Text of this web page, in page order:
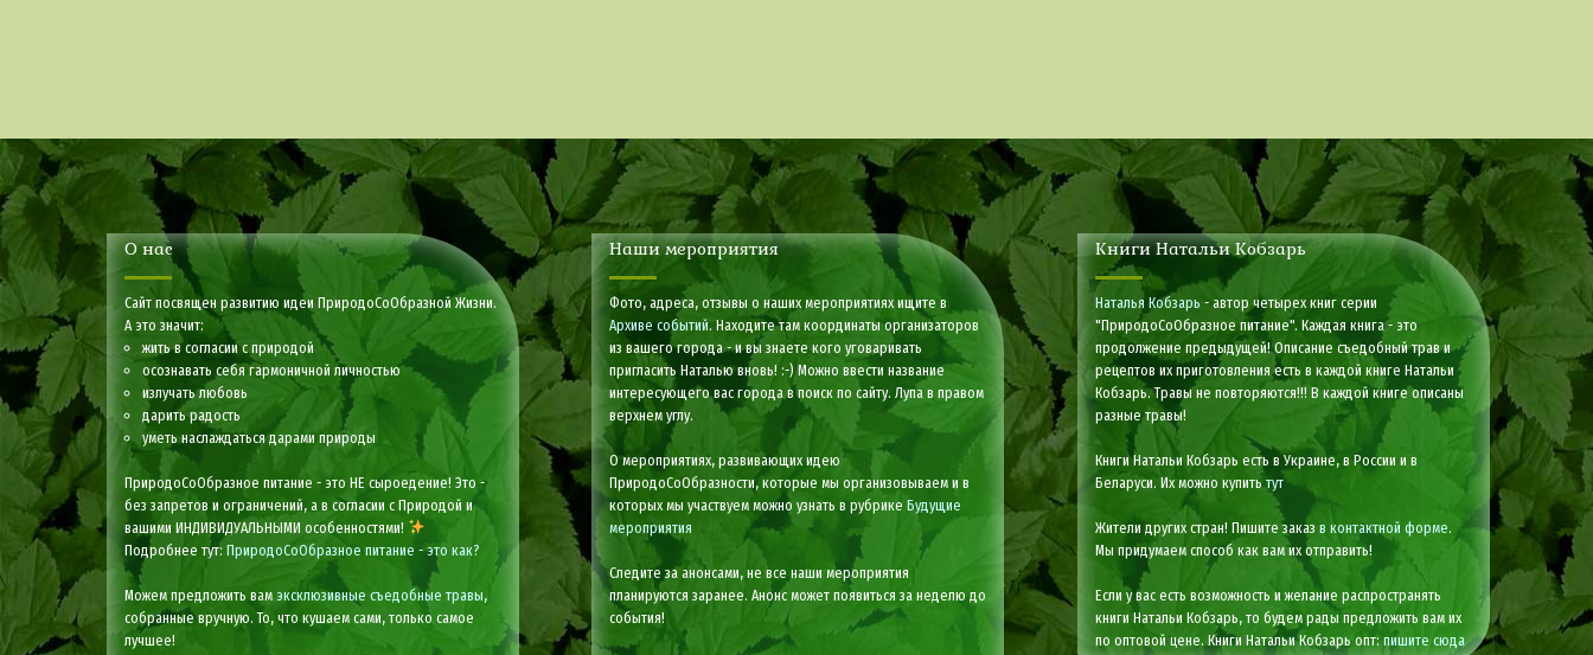
О нас
Сайт посвящен развитию идеи ПриродоСоОбразной Жизни.
А это значит:
жить в согласии с природой
осознавать себя гармоничной личностью
излучать любовь
дарить радость
уметь наслаждаться дарами природы
ПриродоСоОбразное питание - это НЕ сыроедение! Это -
без запретов и ограничений, а в согласии с Природой и
вашими ИНДИВИДУАЛЬНЫМИ особенностями!
Подробнее тут: ПриродоСоОбразное питание - это как?
Можем предложить вам эксклюзивные съедобные травы,
собранные вручную. То, что кушаем сами, только самое
лучшее!
Наши мероприятия
Фото, адреса, отзывы о наших мероприятиях ищите в
Архиве событий. Находите там координаты организаторов
из вашего города - и вы знаете кого уговаривать
пригласить Наталью вновь! :-) Можно ввести название
интересующего вас города в поиск по сайту. Лупа в правом
верхнем углу.
О мероприятиях, развивающих идею
ПриродоСоОбразности, которые мы организовываем и в
которых мы участвуем можно узнать в рубрикеБудущие
мероприятия
Следите за анонсами, не все наши мероприятия
планируются заранее. Анонс может появиться за неделю до
события!
Книги Натальи Кобзарь
Наталья Кобзарь - автор четырех книг серии
"ПриродоСоОбразное питание". Каждая книга - это
продолжение предыдущей! Описание съедобный трав и
рецептов их приготовления есть в каждой книге Натальи
Кобзарь. Травы не повторяются!!! В каждой книге описаны
разные травы!
Книги Натальи Кобзарь есть в Украине, в России и в
Беларуси. Их можно купить тут
Жители других стран! Пишите заказ в контактной форме.
Мы придумаем способ как вам их отправить!
Если у вас есть возможность и желание распространять
книги Натальи Кобзарь, то будем рады предложить вам их
по оптовой цене. Книги Натальи Кобзарь опт:пишите сюда